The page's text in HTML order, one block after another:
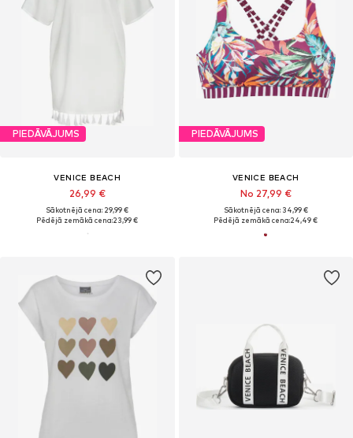
PIEDĀVĀJUMS
VENICE BEACH
26,99 €
Sākotnējā cena: 29,99 €
Pēdējā zemākā cena:23,99 €
PIEDĀVĀJUMS
VENICE BEACH
No 27,99 €
Sākotnējā cena: 34,99 €
Pēdējā zemākā cena:24,49 €